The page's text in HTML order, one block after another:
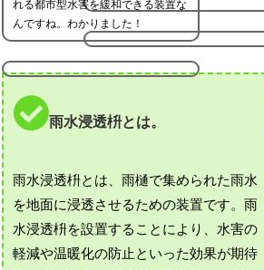
れる都市型水害を緩和できる装置な
んですね。わかりました！
雨水浸透枡とは。
雨水浸透枡とは、雨樋で集められた雨水
を地面に浸透させるための装置です。雨
水浸透枡を設置することにより、水害の
軽減や温暖化の防止といった効果が期待